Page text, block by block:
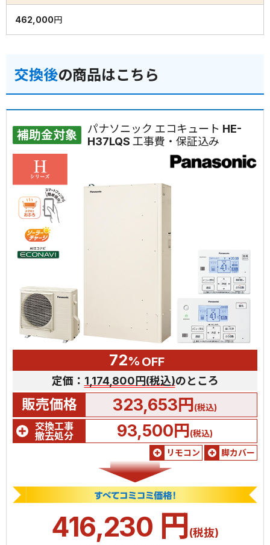
462,000円
交換後の商品はこちら
補助金対象
パナソニック エコキュート HE-
H37LQS 工事費・保証込み
72% OFF
定価： 1,174,800円(税込)のところ
販売価格 323,653円(税込)
交換工事
撤去処分
93,500円(税込)
リモコン
脚カバー
416,230 円(税抜)